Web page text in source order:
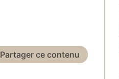
Partager ce contenu